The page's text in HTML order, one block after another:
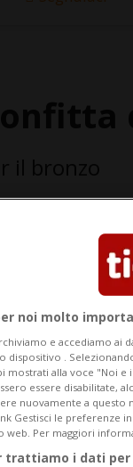
noi molto
e accediamo ai
dispositivo .
mostrati alla voce "Noi
essere disabilitate,
nuovamente a
Gestisci le preferenze
Per maggiori
trattiamo i dati